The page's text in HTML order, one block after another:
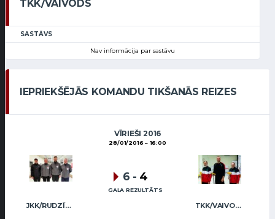
TKK/VAIVODS
SASTĀVS
Nav informācija par sastāvu
IEPRIEKŠĒJĀS KOMANDU TIKŠANĀS REIZES
VĪRIEŠI 2016
28/01/2016 16:00
JKK/RUDZĪTIS TKK/VAIVODS
6 - 4
GALA REZULTĀTS